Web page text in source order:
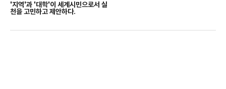
'지역'과 '대학'이 세계시민으로서 실
천을 고민하고 제안하다.